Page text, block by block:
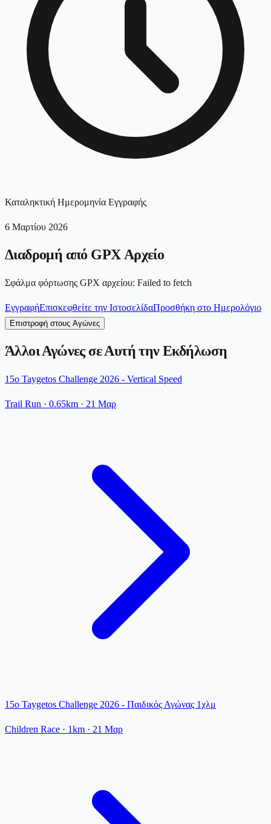
Καταληκτική Ημερομηνία Εγγραφής
6 Μαρτίου 2026
Διαδρομή από GPX Αρχείο
Σφάλμα φόρτωσης GPX αρχείου: Failed to fetch
ΕγγραφήΕπισκεφθείτε την ΙστοσελίδαΠροσθήκη στο Ημερολόγιο
Επιστροφή στους Αγώνες
Άλλοι Αγώνες σε Αυτή την Εκδήλωση
15o Taygetos Challenge 2026 - Vertical Speed
Trail Run · 0.65km · 21 Μαρ
15o Taygetos Challenge 2026 - Παιδικός Αγώνας 1χλμ
Children Race · 1km · 21 Μαρ